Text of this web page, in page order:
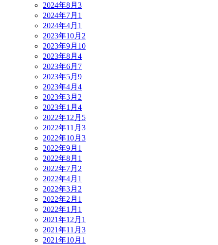
2024年8月 3
2024年7月 1
2024年4月 1
2023年10月 2
2023年9月 10
2023年8月 4
2023年6月 7
2023年5月 9
2023年4月 4
2023年3月 2
2023年1月 4
2022年12月 5
2022年11月 3
2022年10月 3
2022年9月 1
2022年8月 1
2022年7月 2
2022年4月 1
2022年3月 2
2022年2月 1
2022年1月 1
2021年12月 1
2021年11月 3
2021年10月 1